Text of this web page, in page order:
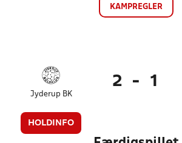
KAMPREGLER
Jyderup BK
HOLDINFO
2 - 1